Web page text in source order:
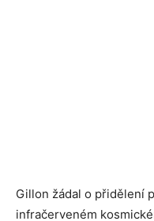
Gillon žádal o přidělení
infračerveném